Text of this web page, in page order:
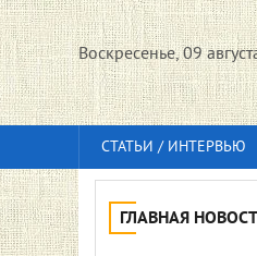
Воскресенье, 09
СТАТЬИ / ИНТЕРВЬЮ
ГЛАВНАЯ